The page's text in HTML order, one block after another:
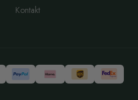
Kontakt